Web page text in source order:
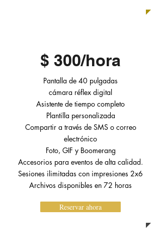
$ 300/hora
Pantalla de 40 pulgadas
cámara réflex digital
Asistente de tiempo completo
Plantilla personalizada
Compartir a través de SMS o correo
electrónico
Foto, GIF y Boomerang
Accesorios para eventos de alta calidad.
Sesiones ilimitadas con impresiones 2x6
Archivos disponibles en 72 horas
Reservar ahora